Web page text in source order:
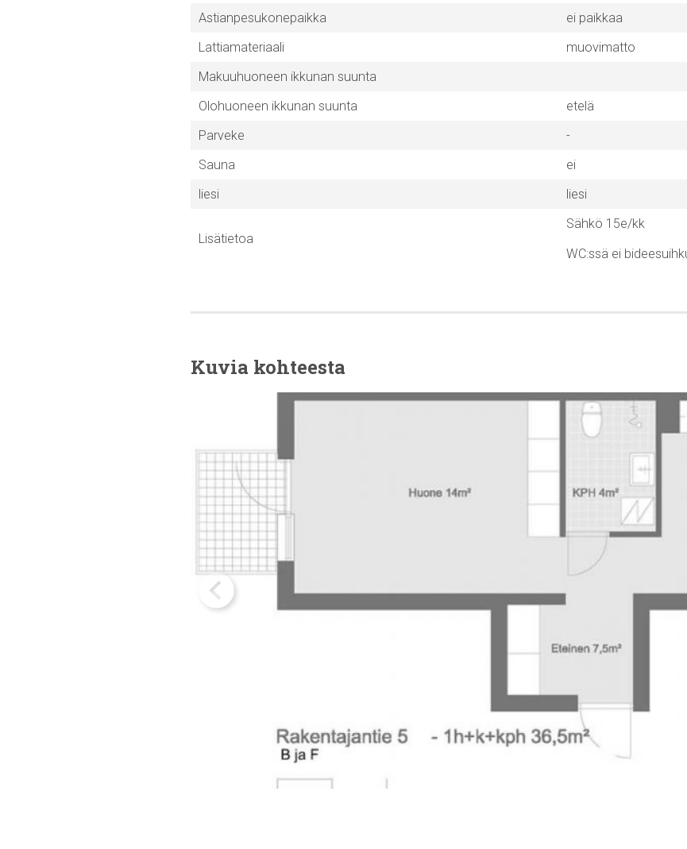
Astianpesukonepaikka
ei paikkaa
Lattiamateriaali
muovimatto
Makuuhuoneen ikkunan suunta
Olohuoneen ikkunan suunta
etelä
Parveke
-
Sauna
ei
liesi
liesi
Lisätietoa
Sähkö 15e/kk
WC:ssä ei
Kuvia kohteesta